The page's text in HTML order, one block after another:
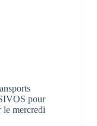
pour
le mercredi